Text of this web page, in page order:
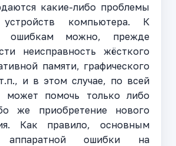
какие-либо проблемы
компьютера. К
ошибкам можно, прежде
неисправность жёсткого
памяти, графического
и в этом случае, по всей
может помочь только либо
же приобретение нового
Как правило, основным
аппаратной ошибки на